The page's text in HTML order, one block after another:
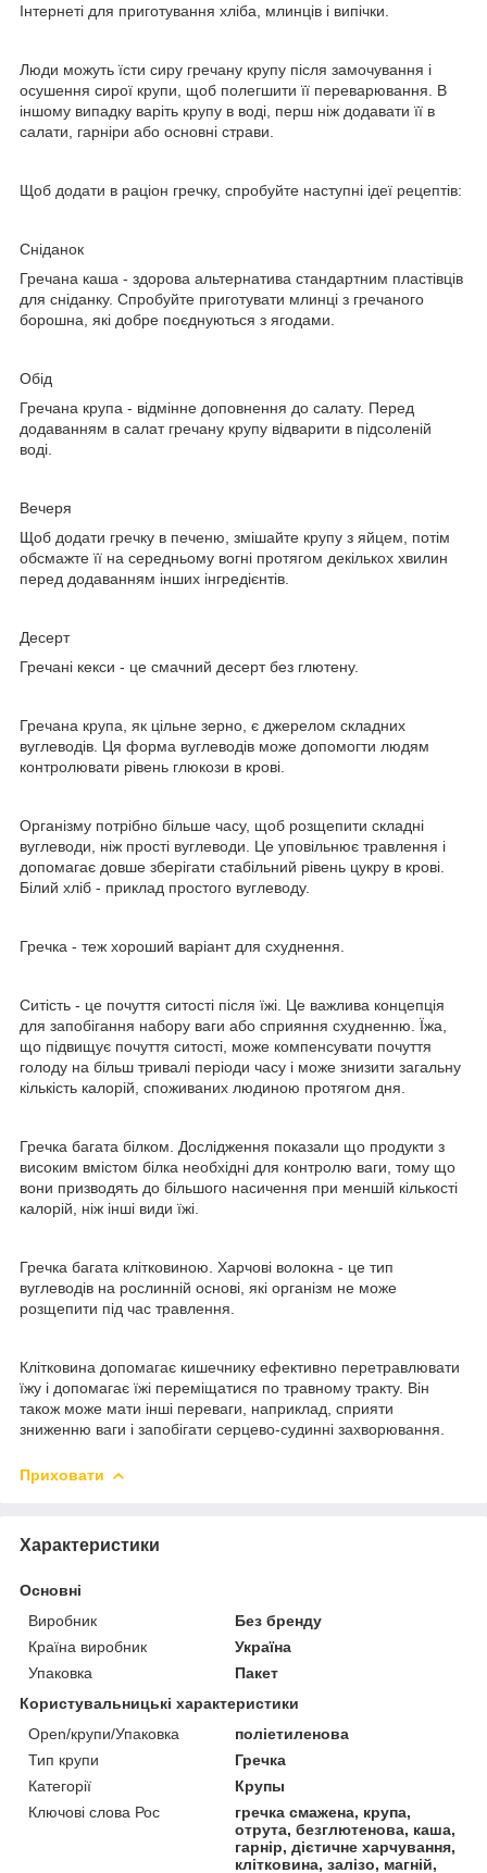
Інтернеті для приготування хліба, млинців і випічки.
Люди можуть їсти сиру гречану крупу після замочування і
осушення сирої крупи, щоб полегшити її переварювання. В
іншому випадку варіть крупу в воді, перш ніж додавати її в
салати, гарніри або основні страви.
Щоб додати в раціон гречку, спробуйте наступні ідеї рецептів:
Сніданок
Гречана каша - здорова альтернатива стандартним пластівців
для сніданку. Спробуйте приготувати млинці з гречаного
борошна, які добре поєднуються з ягодами.
Обід
Гречана крупа - відмінне доповнення до салату. Перед
додаванням в салат гречану крупу відварити в підсоленій
воді.
Вечеря
Щоб додати гречку в печеню, змішайте крупу з яйцем, потім
обсмажте її на середньому вогні протягом декількох хвилин
перед додаванням інших інгредієнтів.
Десерт
Гречані кекси - це смачний десерт без глютену.
Гречана крупа, як цільне зерно, є джерелом складних
вуглеводів. Ця форма вуглеводів може допомогти людям
контролювати рівень глюкози в крові.
Організму потрібно більше часу, щоб розщепити складні
вуглеводи, ніж прості вуглеводи. Це уповільнює травлення і
допомагає довше зберігати стабільний рівень цукру в крові.
Білий хліб - приклад простого вуглеводу.
Гречка - теж хороший варіант для схуднення.
Ситість - це почуття ситості після їжі. Це важлива концепція
для запобігання набору ваги або сприяння схудненню. Їжа,
що підвищує почуття ситості, може компенсувати почуття
голоду на більш тривалі періоди часу і може знизити загальну
кількість калорій, споживаних людиною протягом дня.
Гречка багата білком. Дослідження показали що продукти з
високим вмістом білка необхідні для контролю ваги, тому що
вони призводять до більшого насичення при меншій кількості
калорій, ніж інші види їжі.
Гречка багата клітковиною. Харчові волокна - це тип
вуглеводів на рослинній основі, які організм не може
розщепити під час травлення.
Клітковина допомагає кишечнику ефективно перетравлювати
їжу і допомагає їжі переміщатися по травному тракту. Він
також може мати інші переваги, наприклад, сприяти
зниженню ваги і запобігати серцево-судинні захворювання.
Приховати
Характеристики
Основні
Виробник
Без бренду
Країна виробник
Україна
Упаковка
Пакет
Користувальницькі характеристики
Open/крупи/Упаковка
поліетиленова
Тип крупи
Гречка
Категорії
Крупы
Ключові слова Рос
гречка смажена, крупа,
отрута, безглютенова, каша,
гарнір, дієтичне харчування,
клітковина, залізо, магній,